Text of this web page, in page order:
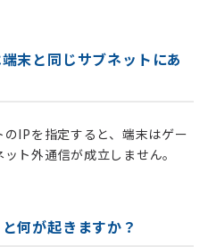
末と同じサブネットにあ
IPを指定すると、端末はゲー
ト外通信が成立しません。
何が起きますか？